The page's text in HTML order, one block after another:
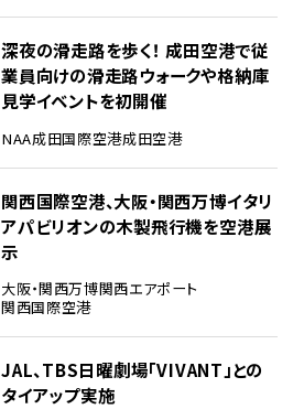
深夜の滑走路を歩く！ 成田空港で従
業員向けの滑走路ウォークや格納庫
見学イベントを初開催
NAA成田国際空港成田空港
関西国際空港、大阪・関西万博イタリ
アパビリオンの木製飛行機を空港展
示
大阪・関西万博関西エアポート
関西国際空港
JAL、TBS日曜劇場「VIVANT」との
タイアップ実施